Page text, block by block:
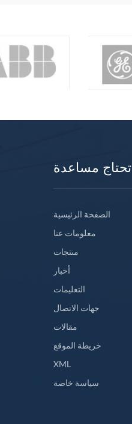
تحتاج مساعدة
الصفحة الرئيسية
معلومات عنا
منتجات
أخبار
التعليمات
جهات الاتصال
مقالات
خريطة الموقع
XML
سياسة خاصة